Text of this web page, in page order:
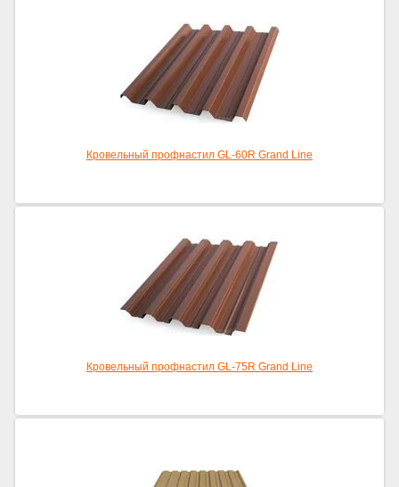
Кровельный профнастил GL-60R Grand Line
Кровельный профнастил GL-75R Grand Line